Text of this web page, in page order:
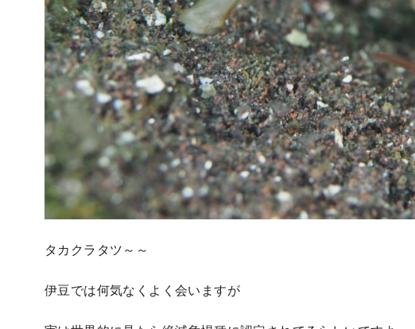
タカクラタツ～～
伊豆では何気なくよく会いますが